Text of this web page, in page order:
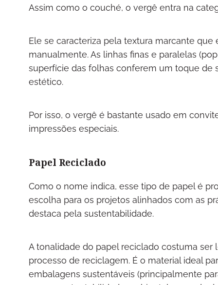
Assim como o couché, o vergê entra na
Ele se caracteriza pela textura marcante
manualmente. As linhas finas e paralelas
superfície das folhas conferem um toque de
estético.
Por isso, o vergê é bastante usado em
impressões especiais.
Papel Reciclado
Como o nome indica, esse tipo de papel é
escolha para os projetos alinhados com as
destaca pela sustentabilidade.
A tonalidade do papel reciclado costuma
processo de reciclagem. É o material ideal
embalagens sustentáveis (principalmente